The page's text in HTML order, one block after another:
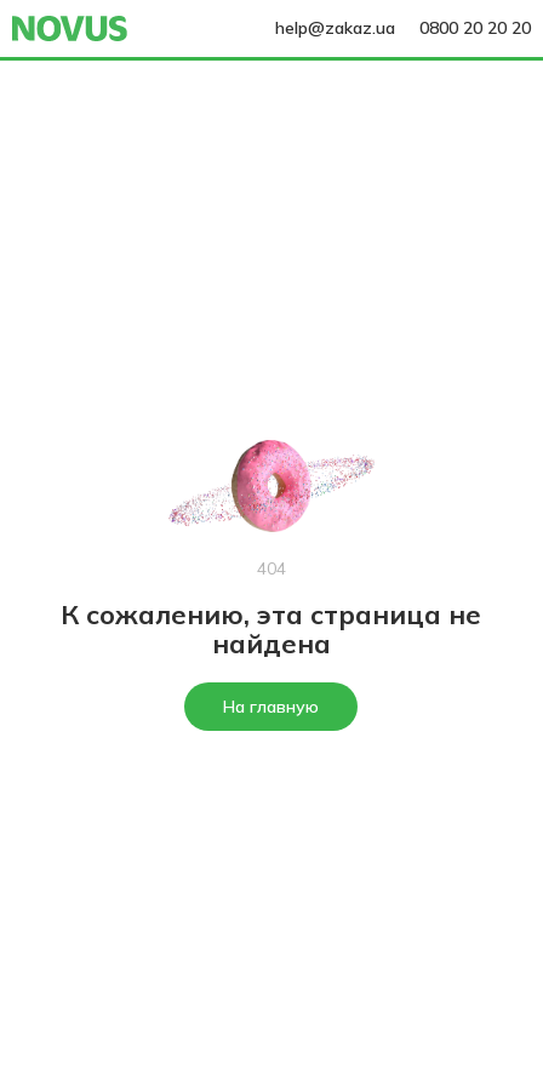
help@zakaz.ua 0800 20 20 20
404
К сожалению, эта страница не
найдена
На главную